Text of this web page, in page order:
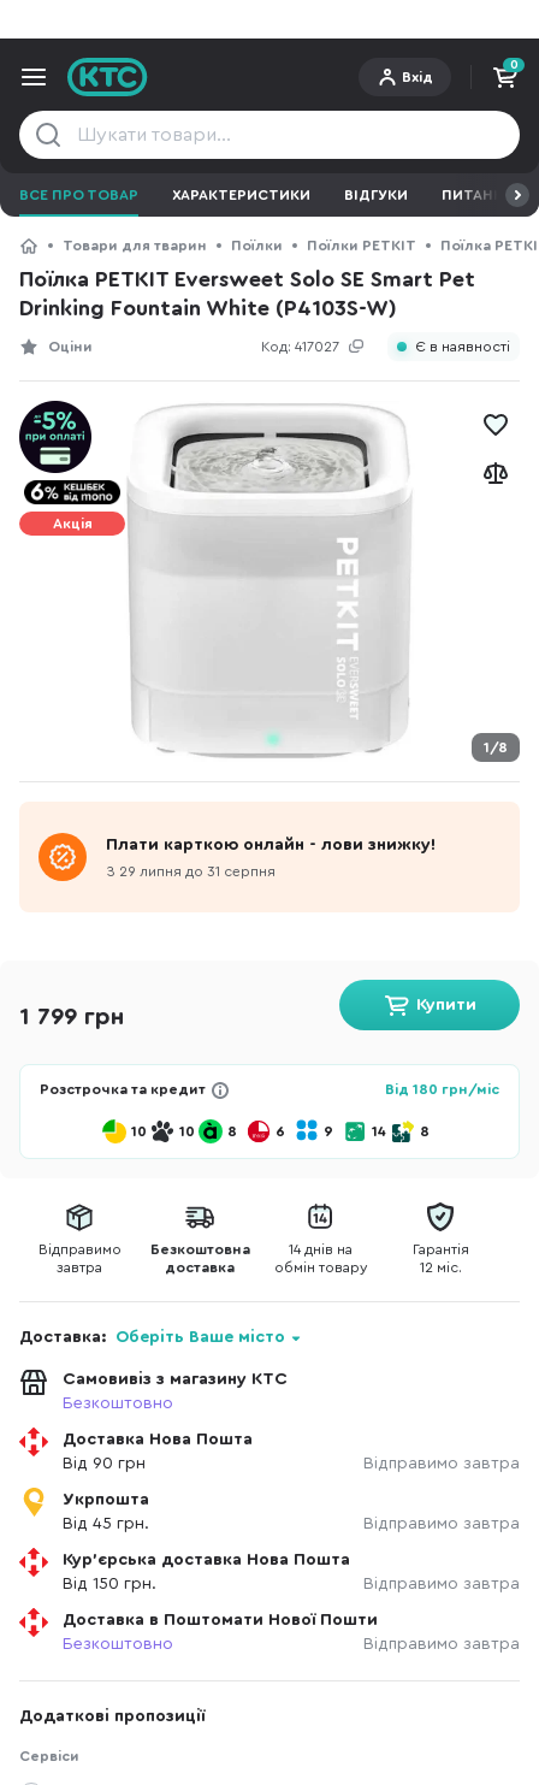
Вхід
0
ВСЕ ПРО ТОВАР ХАРАКТЕРИСТИКИ ВІДГУКИ ПИТАННЯ ТА
Товари для тварин Поїлки Поїлки PETKIT Поїлка
Поїлка PETKIT Eversweet Solo SE Smart Pet
Drinking Fountain White (P4103S-W)
Код: 417027
Оціни Є в наявності
1/8
Акція
Плати карткою онлайн - лови знижку!
З 29 липня до 31 серпня
1 799 грн Купити
Розстрочка та кредит Від 180 грн/міс
10 10 8 6 9 14 8
Відправимо
завтра
Безкоштовна
доставка
14 днів на
обмін товару
Гарантія
12 міс.
Доставка: Оберіть Ваше місто
Самовивіз з магазину КТС
Безкоштовно
Доставка Нова Пошта
Від 90 грн
Відправимо завтра
Укрпошта
Від 45 грн.
Відправимо завтра
Кур'єрська доставка Нова Пошта
Від 150 грн.
Відправимо завтра
Доставка в Поштомати Нової Пошти
Безкоштовно
Відправимо завтра
Додаткові пропозиції
Сервіси